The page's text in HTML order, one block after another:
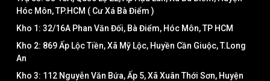
Hóc Môn, TP.HCM ( Cư Xá Bà Điểm )
Kho 1: 32/16A Phan Văn Đối, Bà Điểm, Hóc Môn, TP HCM
Kho 2: 869 Ấp Lộc Tiền, Xã Mỹ Lộc, Huyền Cần Giuộc, T.Long
An
Kho 3: 112 Nguyễn Văn Bứa, Ấp 5, Xã Xuân Thới Sơn, Huyện